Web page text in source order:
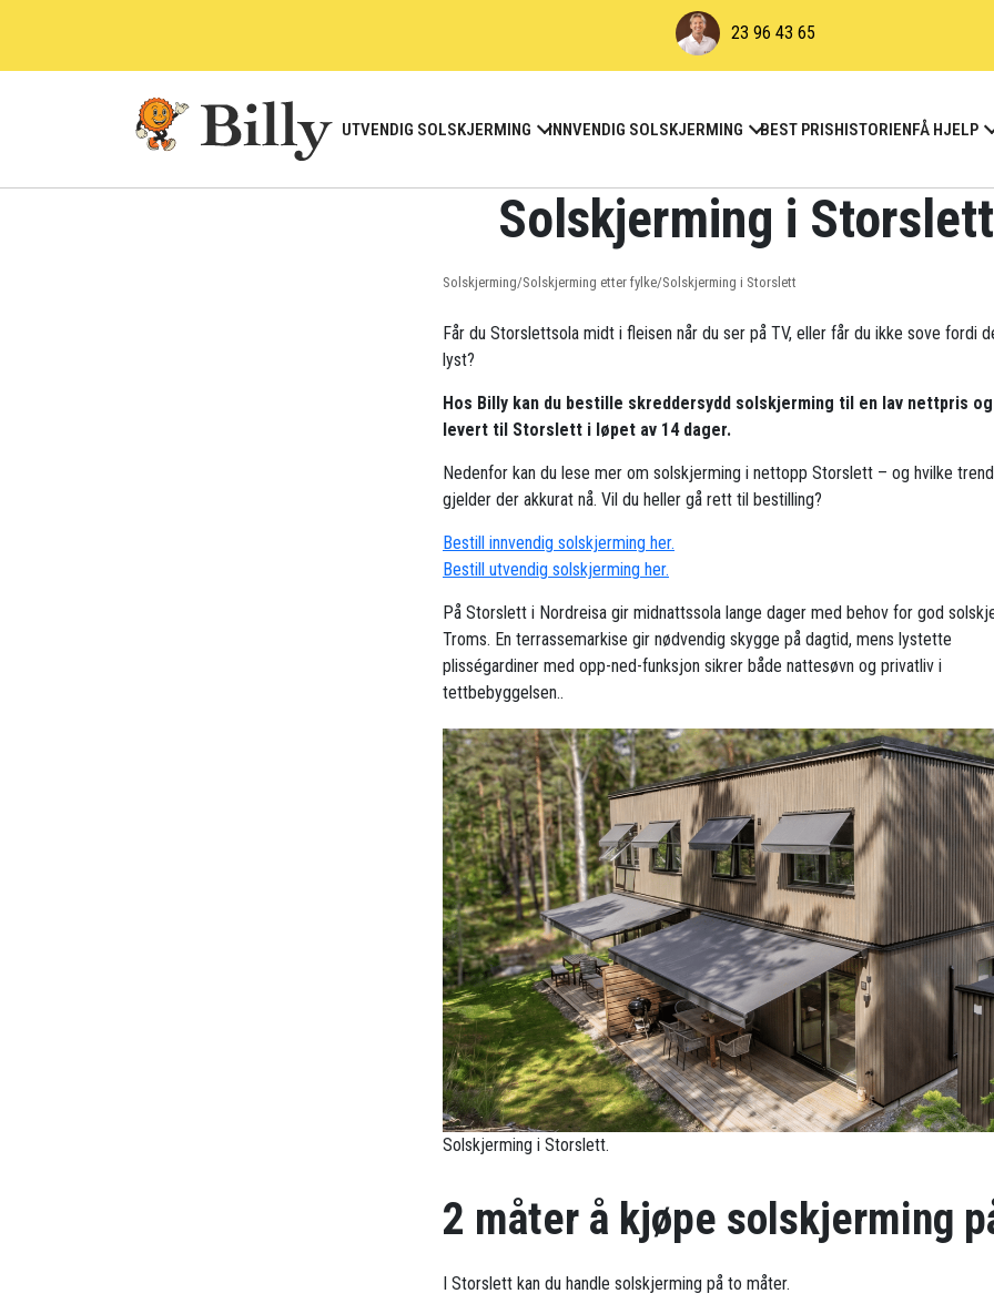
23 96 43 65
UTVENDIG SOLSKJERMING INNVENDIG SOLSKJERMING BEST PRISHISTORIENFÅ HJELP
Solskjerming i Storslett
Solskjerming/Solskjerming etter fylke/Solskjerming i Storslett
Får du Storslettsola midt i fleisen når du ser på TV, eller får du ikke sove fordi
lyst?
Hos Billy kan du bestille skreddersydd solskjerming til en lav nettpris
levert til Storslett i løpet av 14 dager.
Nedenfor kan du lese mer om solskjerming i nettopp Storslett – og hvilke
gjelder der akkurat nå. Vil du heller gå rett til bestilling?
Bestill innvendig solskjerming her.
Bestill utvendig solskjerming her.
På Storslett i Nordreisa gir midnattssola lange dager med behov for god
Troms. En terrassemarkise gir nødvendig skygge på dagtid, mens lystette
plisségardiner med opp-ned-funksjon sikrer både nattesøvn og privatliv i
tettbebyggelsen..
Solskjerming i Storslett.
2 måter å kjøpe solskjerming
I Storslett kan du handle solskjerming på to måter.